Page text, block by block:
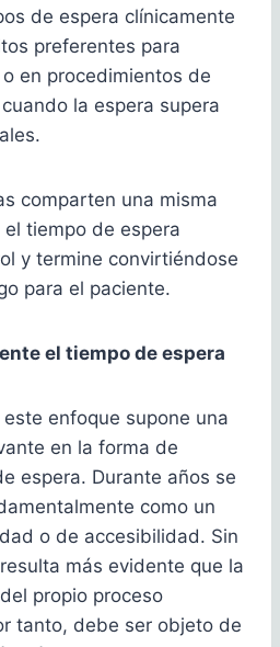
de espera clínicamente
preferentes para
en procedimientos de
la espera supera
comparten una misma
tiempo de espera
y termine convirtiéndose
para el paciente.
el tiempo de espera
enfoque supone una
en la forma de
espera. Durante años se
como un
o de accesibilidad. Sin
más evidente que la
propio proceso
tanto, debe ser objeto de